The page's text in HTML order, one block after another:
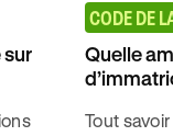
sur
CODE DE
Quelle
Tout